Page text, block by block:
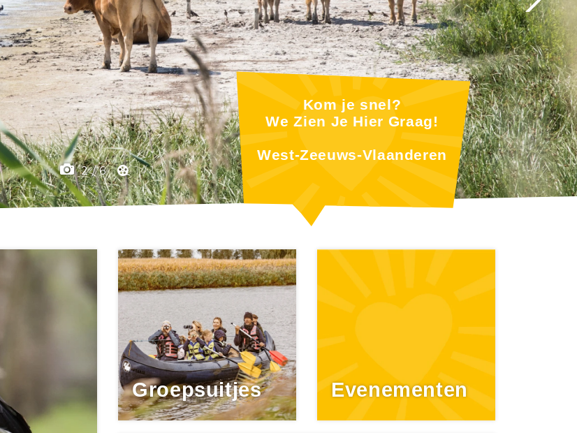
F 2/6 1/1
Kom je snel?
We Zien Je Hier Graag!
West-Zeeuws-Vlaanderen
Groepsuitjes Evenementen